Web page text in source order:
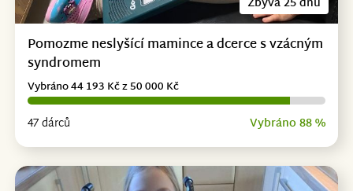
Pomozme neslyšící mamince a dcerce s vzácným
syndromem
47 dárců Vybráno 88 %
Vybráno 44 193 Kč z 50 000 Kč